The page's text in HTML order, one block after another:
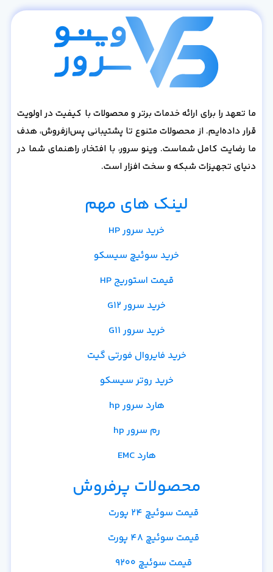
ما تعهد را برای ارائه خدمات برتر و محصولات با کیفیت در اولویت
قرار داده‌ایم. از محصولات متنوع تا پشتیبانی پس‌از‌فروش، هدف
ما رضایت کامل شماست. وینو سرور، با افتخار، راهنمای شما در
دنیای تجهیزات شبکه و سخت افزار است.
لینک های مهم
خرید سرور HP
خرید سوئیچ سیسکو
قیمت استوریج HP
خرید سرور G12
خرید سرور G11
خرید فایروال فورتی گیت
خرید روتر سیسکو
هارد سرور hp
رم سرور hp
هارد EMC
محصولات پرفروش
قیمت سوئیچ 24 پورت
قیمت سوئیچ 48 پورت
قیمت سوئیچ 9200